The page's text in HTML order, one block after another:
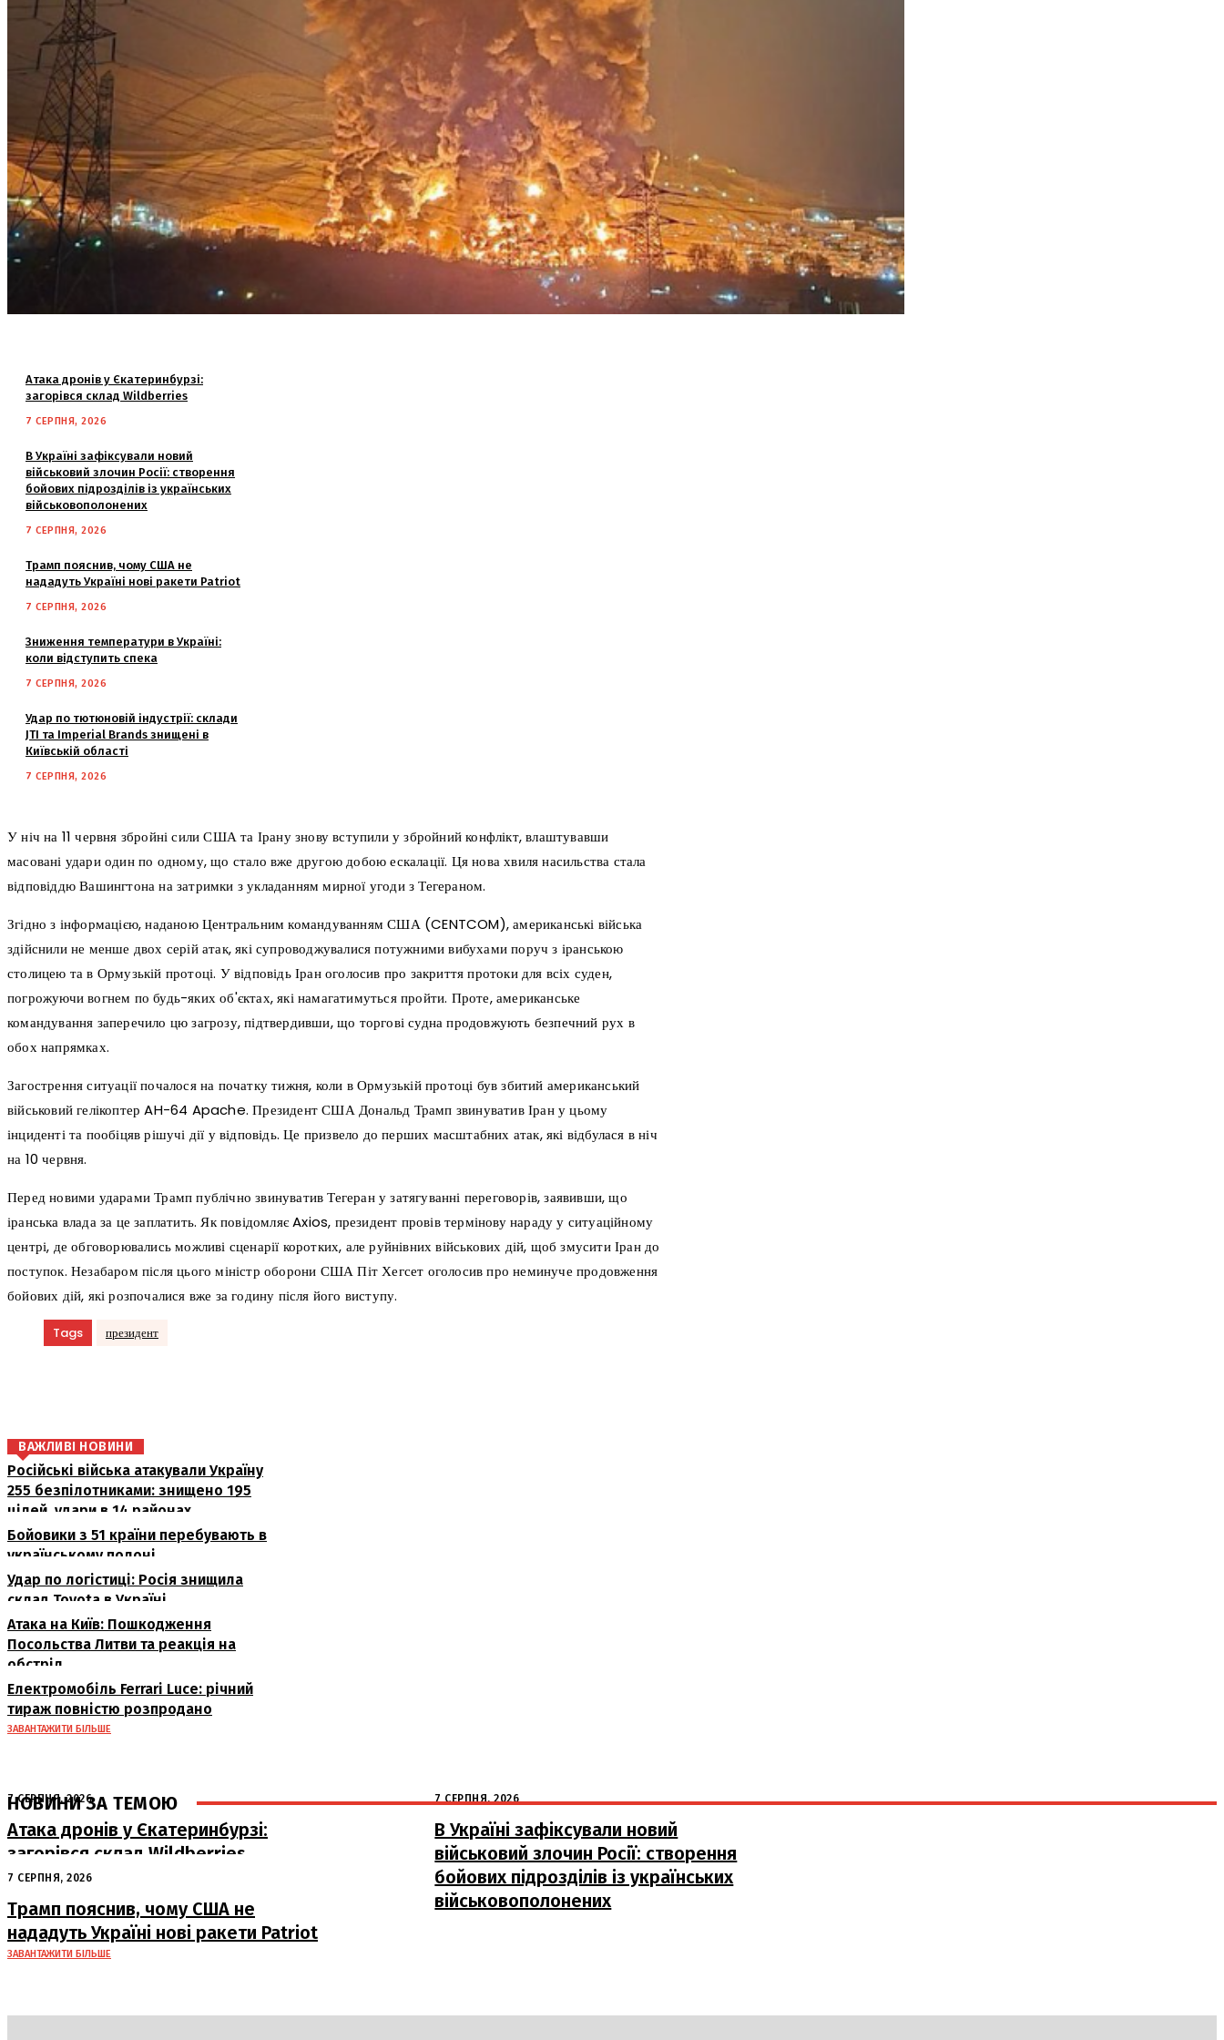
Атака дронів у Єкатеринбурзі:
загорівся склад Wildberries
7 СЕРПНЯ, 2026
В Україні зафіксували новий
військовий злочин Росії: створення
бойових підрозділів із українських
військовополонених
7 СЕРПНЯ, 2026
Трамп пояснив, чому США не
нададуть Україні нові ракети Patriot
7 СЕРПНЯ, 2026
Зниження температури в Україні:
коли відступить спека
7 СЕРПНЯ, 2026
Удар по тютюновій індустрії: склади
JTI та Imperial Brands знищені в
Київській області
7 СЕРПНЯ, 2026
У ніч на 11 червня збройні сили США та Ірану знову вступили у збройний конфлікт, влаштувавши
масовані удари один по одному, що стало вже другою добою ескалації. Ця нова хвиля насильства стала
відповіддю Вашингтона на затримки з укладанням мирної угоди з Тегераном.
Згідно з інформацією, наданою Центральним командуванням США (CENTCOM), американські війська
здійснили не менше двох серій атак, які супроводжувалися потужними вибухами поруч з іранською
столицею та в Ормузькій протоці. У відповідь Іран оголосив про закриття протоки для всіх суден,
погрожуючи вогнем по будь-яких об'єктах, які намагатимуться пройти. Проте, американське
командування заперечило цю загрозу, підтвердивши, що торгові судна продовжують безпечний рух в
обох напрямках.
Загострення ситуації почалося на початку тижня, коли в Ормузькій протоці був збитий американський
військовий гелікоптер AH-64 Apache. Президент США Дональд Трамп звинуватив Іран у цьому
інциденті та пообіцяв рішучі дії у відповідь. Це призвело до перших масштабних атак, які відбулася в ніч
на 10 червня.
Перед новими ударами Трамп публічно звинуватив Тегеран у затягуванні переговорів, заявивши, що
іранська влада за це заплатить. Як повідомляє Axios, президент провів термінову нараду у ситуаційному
центрі, де обговорювались можливі сценарії коротких, але руйнівних військових дій, щоб змусити Іран до
поступок. Незабаром після цього міністр оборони США Піт Хегсет оголосив про неминуче продовження
бойових дій, які розпочалися вже за годину після його виступу.
Tags президент
ВАЖЛИВІ НОВИНИ
Російські війська атакували Україну
255 безпілотниками: знищено 195
цілей, удари в 14 районах
Бойовики з 51 країни перебувають в
українському полоні
Удар по логістиці: Росія знищила
склад Toyota в Україні
Атака на Київ: Пошкодження
Посольства Литви та реакція на
обстріл
Електромобіль Ferrari Luce: річний
тираж повністю розпродано
ЗАВАНТАЖИТИ БІЛЬШЕ
НОВИНИ ЗА ТЕМОЮ
7 СЕРПНЯ, 2026
Атака дронів у Єкатеринбурзі:
загорівся склад Wildberries
7 СЕРПНЯ, 2026
В Україні зафіксували новий
військовий злочин Росії: створення
бойових підрозділів із українських
військовополонених
7 СЕРПНЯ, 2026
Трамп пояснив, чому США не
нададуть Україні нові ракети Patriot
ЗАВАНТАЖИТИ БІЛЬШЕ